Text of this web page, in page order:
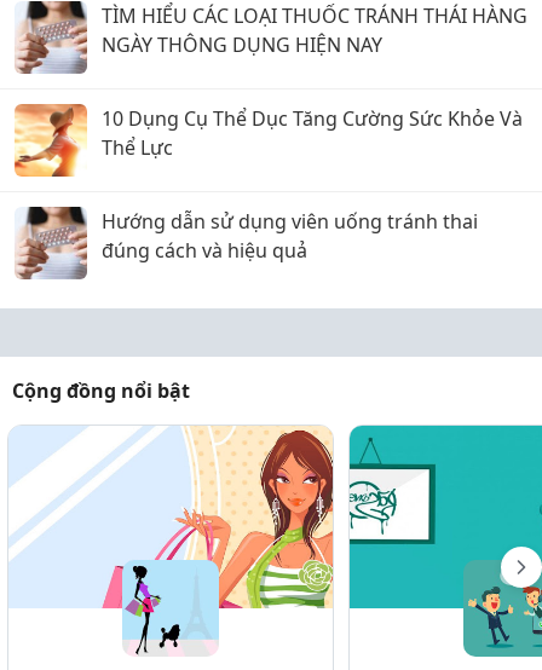
TÌM HIỂU CÁC LOẠI THUỐC TRÁNH THÁI HÀNG
NGÀY THÔNG DỤNG HIỆN NAY
10 Dụng Cụ Thể Dục Tăng Cường Sức Khỏe Và
Thể Lực
Hướng dẫn sử dụng viên uống tránh thai
đúng cách và hiệu quả
Cộng đồng nổi bật